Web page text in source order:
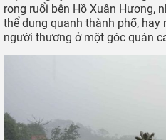
rong ruổi bên Hồ Xuân Hương,
thể dung quanh thành phố, hay
người thương ở một góc quán